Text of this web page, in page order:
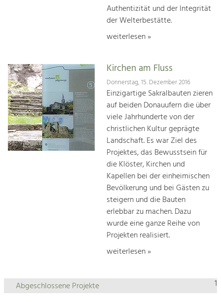
Authentizität und der Integrität
der Welterbestätte.
weiterlesen »
Kirchen am Fluss
Donnerstag, 15. Dezember 2016
Einzigartige Sakralbauten zieren
auf beiden Donauufern die über
viele Jahrhunderte von der
christlichen Kultur geprägte
Landschaft. Es war Ziel des
Projektes, das Bewusstsein für
die Klöster, Kirchen und
Kapellen bei der einheimischen
Bevölkerung und bei Gästen zu
steigern und die Bauten
erlebbar zu machen. Dazu
wurde eine ganze Reihe von
Projekten realisiert.
weiterlesen »
1
Abgeschlossene Projekte